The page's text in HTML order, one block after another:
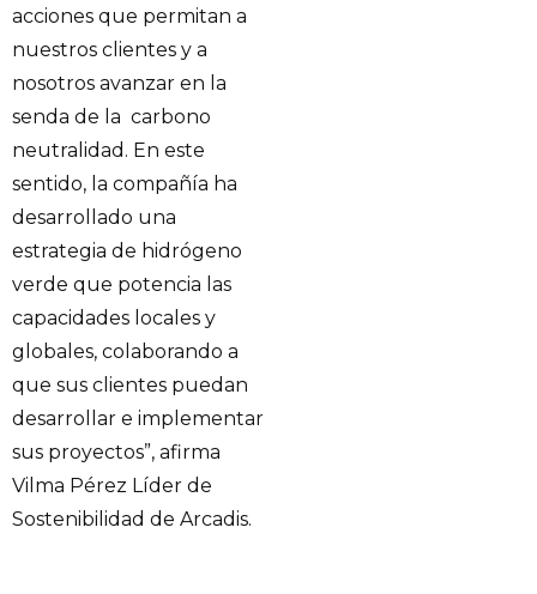
acciones que permitan a
nuestros clientes y a
nosotros avanzar en la
senda de la carbono
neutralidad. En este
sentido, la compañía ha
desarrollado una
estrategia de hidrógeno
verde que potencia las
capacidades locales y
globales, colaborando a
que sus clientes puedan
desarrollar e implementar
sus proyectos”, afirma
Vilma Pérez Líder de
Sostenibilidad de Arcadis.